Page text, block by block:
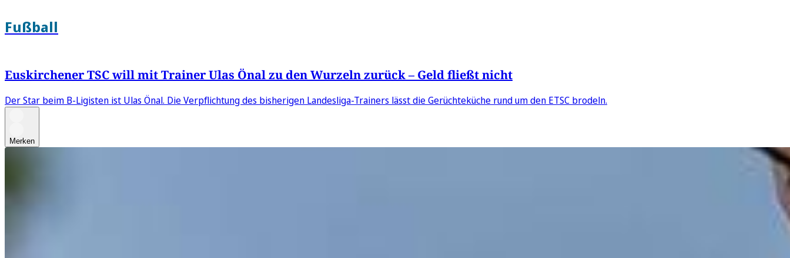
Fußball
Euskirchener TSC will mit Trainer Ulas Önal zu den Wurzeln zurück – Geld fließt nicht
Der Star beim B-Ligisten ist Ulas Önal. Die Verpflichtung des bisherigen Landesliga-Trainers lässt die Gerüchteküche rund um den ETSC brodeln.
Merken